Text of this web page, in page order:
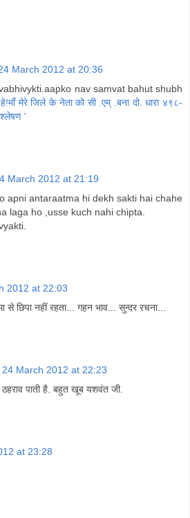
March 2012 at 20:36
nav samvat bahut shubh
हे!माँ मेरे जिले के नेता को सी .एम् .बना दो. धारा ४९८-
'
March 2012 at 21:19
apni antaraatma hi dekh sakti hai chahe
laga ho ,usse kuch nahi chipta.
2012 at 22:03
से छिपा नहीं रहता... गहन भाव... सुन्दर रचना...
24 March 2012 at 22:23
ठहराव पाती है. बहुत खूब यशवंत जी.
at 23:28